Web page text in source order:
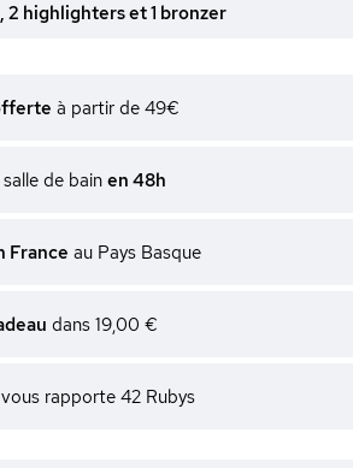
2 highlighters et 1 bronzer
à partir de 49€
de bain en 48h
France au Pays Basque
dans 19,00 €
rapporte 42 Rubys